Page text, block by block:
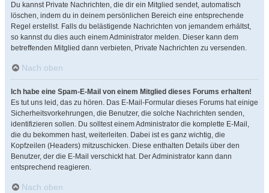
Du kannst Private Nachrichten, die dir ein Mitglied sendet, automatisch
löschen, indem du in deinem persönlichen Bereich eine entsprechende
Regel erstellst. Falls du belästigende Nachrichten von jemandem erhältst,
so kannst du dies auch einem Administrator melden. Dieser kann dem
betreffenden Mitglied dann verbieten, Private Nachrichten zu versenden.
Nach oben
Ich habe eine Spam-E-Mail von einem Mitglied dieses Forums erhalten!
Es tut uns leid, das zu hören. Das E-Mail-Formular dieses Forums hat einige
Sicherheitsvorkehrungen, die Benutzer, die solche Nachrichten senden,
identifizieren sollen. Du solltest einem Administrator die komplette E-Mail,
die du bekommen hast, weiterleiten. Dabei ist es ganz wichtig, die
Kopfzeilen (Headers) mitzuschicken. Diese enthalten Details über den
Benutzer, der die E-Mail verschickt hat. Der Administrator kann dann
entsprechend reagieren.
Nach oben